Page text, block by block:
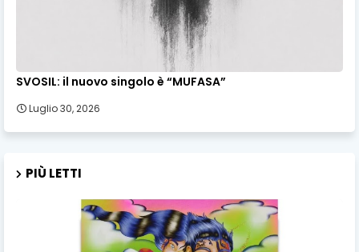
SVOSIL: il nuovo singolo è “MUFASA”
Luglio 30, 2026
PIÙ LETTI